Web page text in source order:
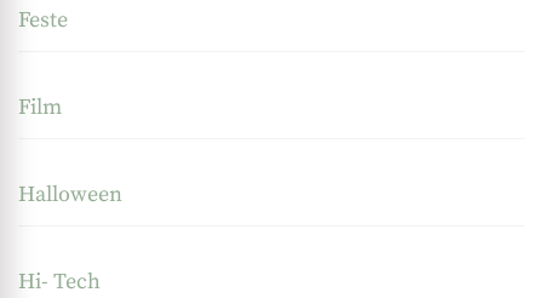
Feste
Film
Halloween
Hi- Tech